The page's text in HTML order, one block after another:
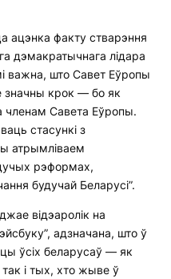
ацэнка факту стварэння
дэмакратычнага лідара
важна, што Савет Еўропы
значны крок — бо як
членам Савета Еўропы.
стасункі з
атрымліваем
рэформах,
будучай Беларусі”.
відэаролік на
адзначана, што ў
ўсіх беларусаў — як
так і тых, хто жыве ў